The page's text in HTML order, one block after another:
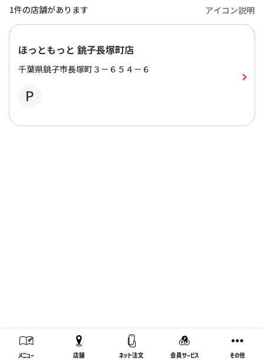
メニュー 店舗 ネット注文 会員サービス その他
1件の店舗があります アイコン説明
ほっともっと 銚子長塚町店
千葉県銚子市長塚町３－６５４－６